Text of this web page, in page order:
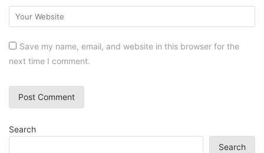
Save my name, email, and website in this browser for the
next time I comment.
Search
Search